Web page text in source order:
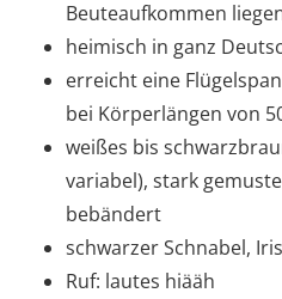
Beuteaufkommen
heimisch in ganz
erreicht eine
bei Körperlängen von
weißes bis
variabel), stark
bebändert
schwarzer Schnabel,
Ruf: lautes hiääh